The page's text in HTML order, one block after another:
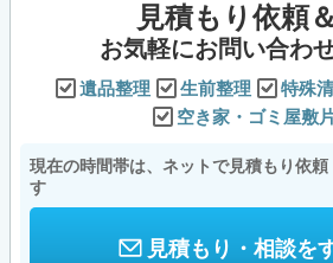
見積もり依頼
お気軽にお問い合わ
遺品整理 生前整理 特殊
空き家・ゴミ屋敷
現在の時間帯は、ネットで見積もり依
す
見積もり・相談を